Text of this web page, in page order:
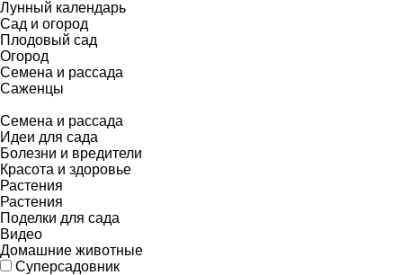
Лунный календарь
Сад и огород
Плодовый сад
Огород
Семена и рассада
Саженцы
Семена и рассада
Идеи для сада
Болезни и вредители
Красота и здоровье
Растения
Растения
Поделки для сада
Видео
Домашние животные
Суперсадовник